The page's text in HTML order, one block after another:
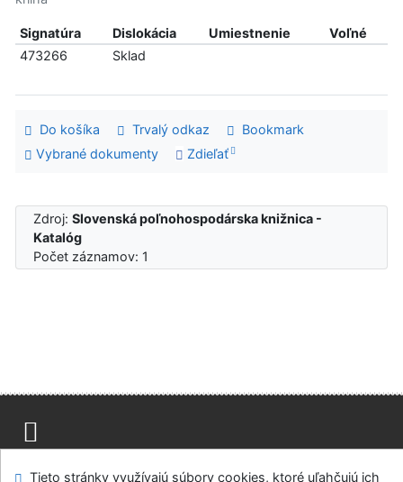
Signatúra Dislokácia Umiestnenie
Voľné
473266
Sklad
Do košíka Trvalý odkaz
Bookmark
Vybrané dokumenty
Zdieľať
Zdroj:Slovenská poľnohospodárska knižnica -
Katalóg
Počet záznamov: 1
Tieto stránky využívajú súbory cookies, ktoré uľahčujú ich